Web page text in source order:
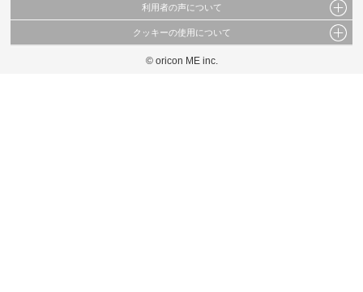
当サイトで公開されている情報（文字、写真、イラスト、画像データ等）及びこれらの配
これらの情報を権利者の許可なく無断転載・複製などの二次利用を行うことは固く禁じて
利用者の声について
当サイトに掲載している内容はすべてサービスの利用者が提出された見解・感想です。
弊社の見解・ 意見ではないことをご理解いただいた上でご覧ください。
クッキーの使用について
このサイトでは Cookie を使用して、ユーザーに合わせたコンテンツや広告の表示、ソー
© oricon ME inc.